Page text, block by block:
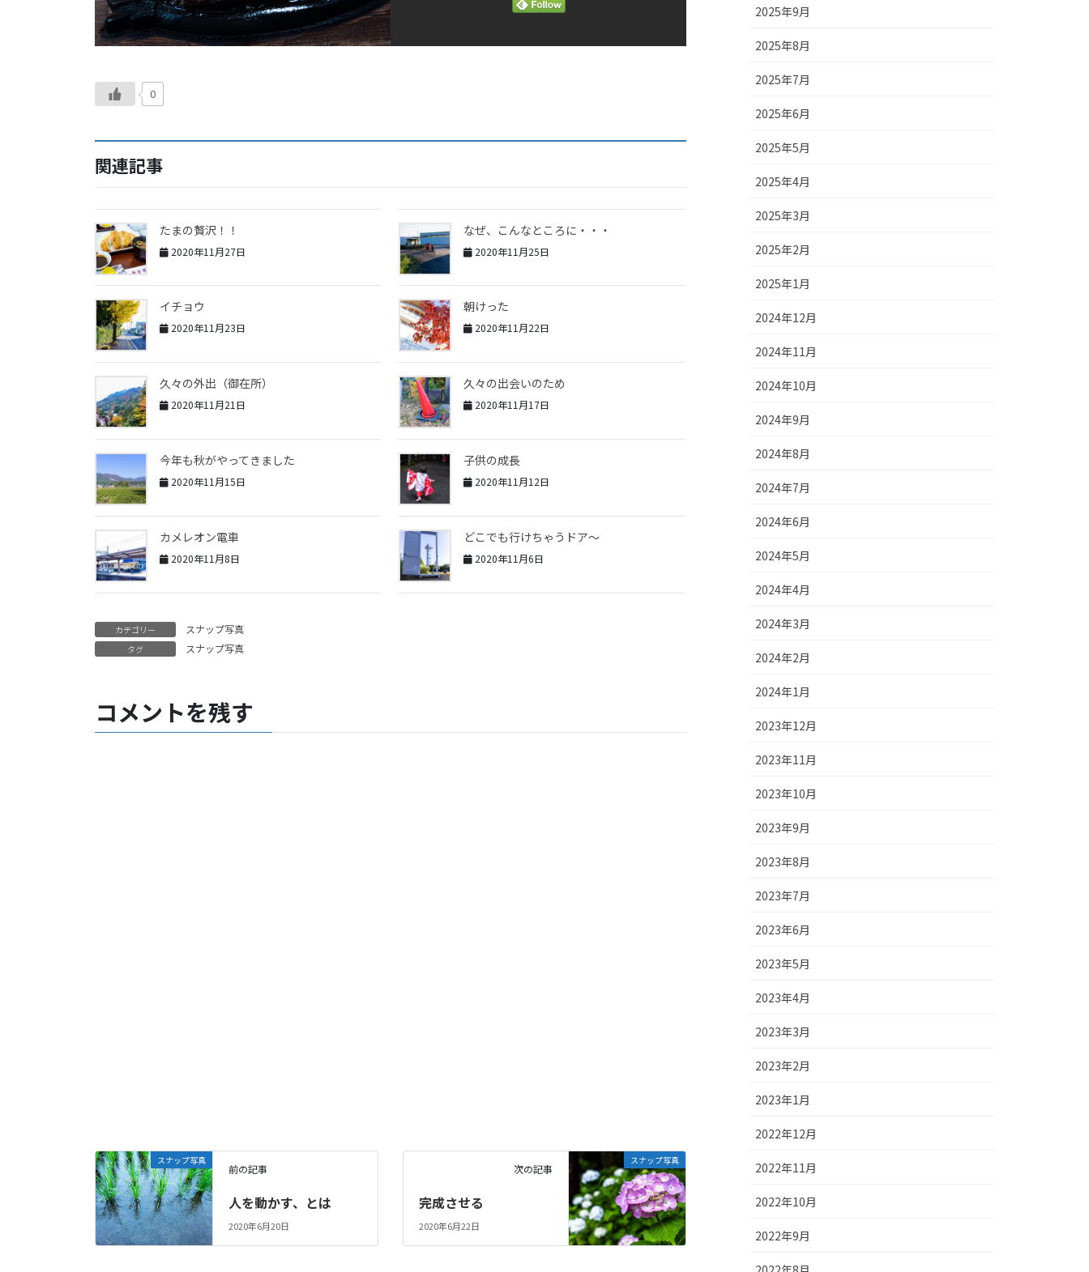
0
関連記事
たまの贅沢！！
2020年11月27日
なぜ、こんなところに・・・
2020年11月25日
イチョウ
2020年11月23日
朝けった
2020年11月22日
久々の外出（御在所）
2020年11月21日
久々の出会いのため
2020年11月17日
今年も秋がやってきました
2020年11月15日
子供の成長
2020年11月12日
カメレオン電車
2020年11月8日
どこでも行けちゃうドア〜
2020年11月6日
カテゴリー スナップ写真
タグ スナップ写真
コメントを残す
スナップ写真
前の記事
人を動かす、とは
2020年6月20日
スナップ写真
次の記事
完成させる
2020年6月22日
2025年9月
2025年8月
2025年7月
2025年6月
2025年5月
2025年4月
2025年3月
2025年2月
2025年1月
2024年12月
2024年11月
2024年10月
2024年9月
2024年8月
2024年7月
2024年6月
2024年5月
2024年4月
2024年3月
2024年2月
2024年1月
2023年12月
2023年11月
2023年10月
2023年9月
2023年8月
2023年7月
2023年6月
2023年5月
2023年4月
2023年3月
2023年2月
2023年1月
2022年12月
2022年11月
2022年10月
2022年9月